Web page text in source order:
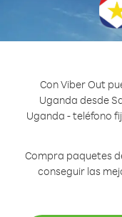
Con Viber Out
Uganda desde
Uganda - teléfono
Compra paquetes
conseguir las